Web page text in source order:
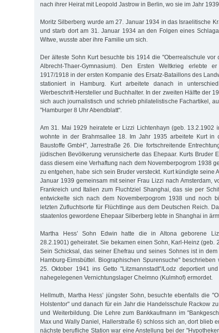
nach ihrer Heirat mit Leopold Jastrow in Berlin, wo sie im Jahr
Moritz Silberberg wurde am 27. Januar 1934 in das Israelitische
und starb dort am 31. Januar 1934 an den Folgen eines
Witwe, wusste aber ihre Familie um sich.
Der älteste Sohn Kurt besuchte bis 1914 die "Oberrealschule vor
Albrecht-Thaer-Gymnasium). Den Ersten Weltkrieg erlebte
1917/1918 in der ersten Kompanie des Ersatz-Bataillons des
stationiert in Hamburg. Kurt arbeitete danach in
Werbeschrift-Hersteller und Buchhalter. In der zweiten Hälfte der
sich auch journalistisch und schrieb philatelistische Fachartikel,
"Hamburger 8 Uhr Abendblatt".
Am 31. Mai 1929 heiratete er Lizzi Lichtenhayn (geb. 13.2.1902
wohnte in der Brahmsallee 18. Im Jahr 1935 arbeitete Kurt in
Baustoffe GmbH", Jarrestraße 26. Die fortschreitende
jüdischen Bevölkerung verunsicherte das Ehepaar. Kurts Bruder
dass diesem eine Verhaftung nach dem Novemberpogrom 1938
zu entgehen, habe sich sein Bruder versteckt. Kurt kündigte seine
Januar 1939 gemeinsam mit seiner Frau Lizzi nach Amsterdam,
Frankreich und Italien zum Fluchtziel Shanghai, das sie per
entwickelte sich nach dem Novemberpogrom 1938 und noch
letzten Zufluchtsorte für Flüchtlinge aus dem Deutschen Reich.
staatenlos gewordene Ehepaar Silberberg lebte in Shanghai in
Martha Hess’ Sohn Edwin hatte die in Altona geborene
28.2.1901) geheiratet. Sie bekamen einen Sohn, Karl-Heinz (geb.
Sein Schicksal, das seiner Ehefrau und seines Sohnes ist in
Hamburg-Eimsbüttel. Biographischen Spurensuche"
25. Oktober 1941 ins Getto "Litzmannstadt"/Lodz deportiert
nahegelegenen Vernichtungslager Chelmno (Kulmhof) ermordet.
Hellmuth, Martha Hess’ jüngster Sohn, besuchte ebenfalls die
Holstentor" und danach für ein Jahr die Handelsschule Rackow
und Weiterbildung. Die Lehre zum Bankkaufmann im
Max und Wally Daniel, Hallerstraße 6) schloss sich an, dort blieb
nächste berufliche Station war eine Anstellung bei der